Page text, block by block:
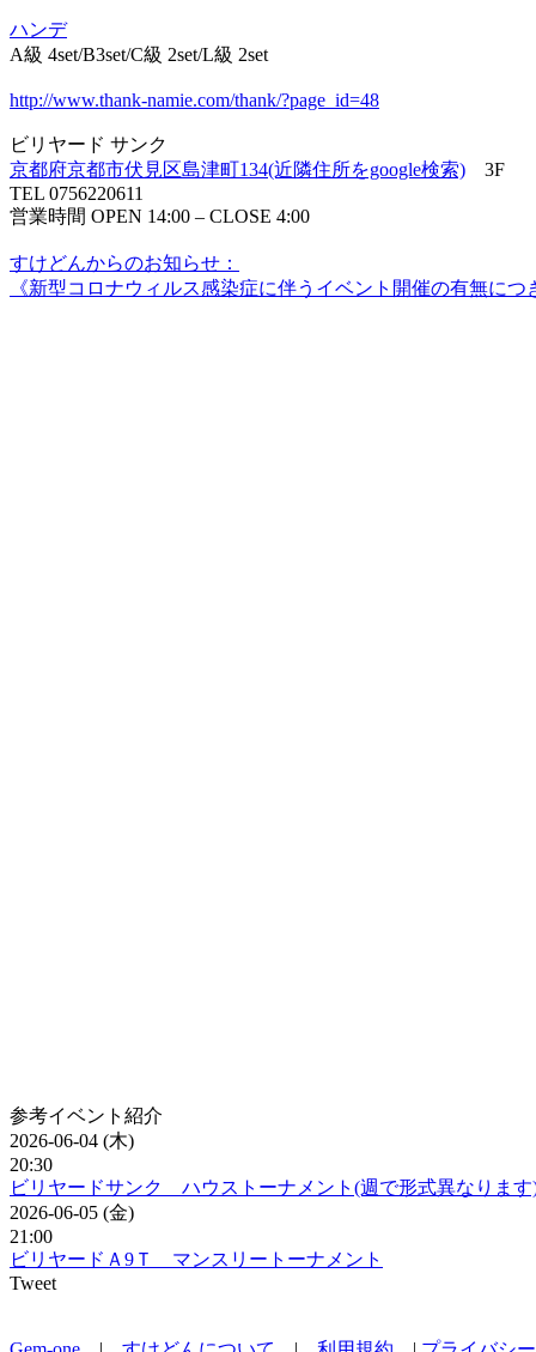
ハンデ
A級 4set/B3set/C級 2set/L級 2set
http://www.thank-namie.com/thank/?page_id=48
ビリヤード サンク
京都府京都市伏見区島津町134(近隣住所をgoogle検索) 3F
TEL 0756220611
営業時間 OPEN 14:00 – CLOSE 4:00
すけどんからのお知らせ：
《新型コロナウィルス感染症に伴うイベント開催の有無につ
参考イベント紹介
2026-06-04 (木)
20:30
ビリヤードサンク ハウストーナメント(週で形式異なります
2026-06-05 (金)
21:00
ビリヤードＡ9Ｔ マンスリートーナメント
Tweet